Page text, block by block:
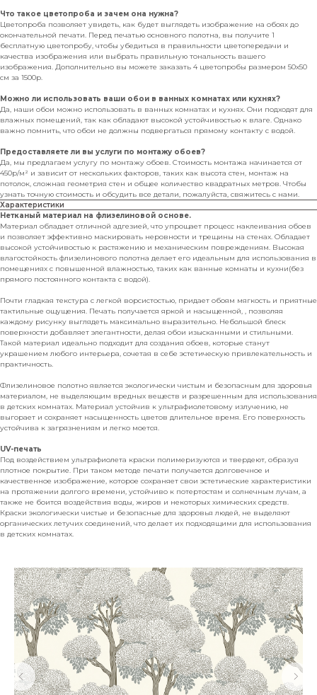
Что такое цветопроба и зачем она нужна?
Цветопроба позволяет увидеть, как будет выглядеть изображение на обоях до
окончательной печати. Перед печатью основного полотна, вы получите 1
бесплатную цветопробу, чтобы убедиться в правильности цветопередачи и
качества изображения или выбрать правильную тональность вашего
изображения. Дополнительно вы можете заказать 4 цветопробы размером 50х50
см за 1500р.
Можно ли использовать ваши обои в ванных комнатах или кухнях?
Да, наши обои можно использовать в ванных комнатах и кухнях. Они подходят для
влажных помещений, так как обладают высокой устойчивостью к влаге. Однако
важно помнить, что обои не должны подвергаться прямому контакту с водой.
Предоставляете ли вы услуги по монтажу обоев?
Да, мы предлагаем услугу по монтажу обоев. Стоимость монтажа начинается от
450р/м² и зависит от нескольких факторов, таких как высота стен, монтаж на
потолок, сложная геометрия стен и общее количество квадратных метров. Чтобы
узнать точную стоимость и обсудить все детали, пожалуйста, свяжитесь с нами.
Характеристики
Нетканый материал на флизелиновой основе.
Материал обладает отличной адгезией, что упрощает процесс наклеивания обоев
и позволяет эффективно маскировать неровности и трещины на стенах. Обладает
высокой устойчивостью к растяжению и механическим повреждениям. Высокая
влагостойкость флизелинового полотна делает его идеальным для использования в
помещениях с повышенной влажностью, таких как ванные комнаты и кухни(без
прямого постоянного контакта с водой).
Почти гладкая текстура с легкой ворсистостью, придает обоям мягкость и приятные
тактильные ощущения. Печать получается яркой и насыщенной, , позволяя
каждому рисунку выглядеть максимально выразительно. Небольшой блеск
поверхности добавляет элегантности, делая обои изысканными и стильными.
Такой материал идеально подходит для создания обоев, которые станут
украшением любого интерьера, сочетая в себе эстетическую привлекательность и
практичность.
Флизелиновое полотно является экологически чистым и безопасным для здоровья
материалом, не выделяющим вредных веществ и разрешенным для использования
в детских комнатах. Материал устойчив к ультрафиолетовому излучению, не
выгорает и сохраняет насыщенность цветов длительное время. Его поверхность
устойчива к загрязнениям и легко моется.
UV-печать
Под воздействием ультрафиолета краски полимеризуются и твердеют, образуя
плотное покрытие. При таком методе печати получается долговечное и
качественное изображение, которое сохраняет свои эстетические характеристики
на протяжении долгого времени, устойчиво к потертостям и солнечным лучам, а
также не боится воздействия воды, жиров и некоторых химических средств.
Краски экологически чистые и безопасные для здоровья людей, не выделяют
органических летучих соединений, что делает их подходящими для использования
в детских комнатах.